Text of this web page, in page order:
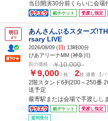
当日開演30分前くらいに会場
紙チケット 受渡し指定
明日
まで
あんさんぶるスターズ
rsary LIVE
2026/08/09 (日) 13時00分
ぴあアリーナMM (神奈川)
前の価格： ￥10,000
￥9,000 / 枚 2枚 連番 【バ
2階スタンド6列200～250番
送予定
最寄駅または会場で手渡しし
紙チケット 受渡し指定
質問受付